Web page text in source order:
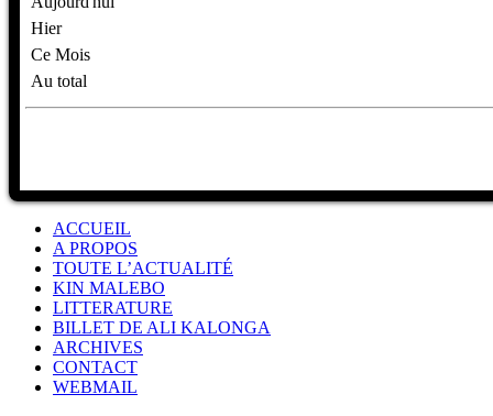
Hier
Ce Mois
Au total
ACCUEIL
A PROPOS
TOUTE L’ACTUALITÉ
KIN MALEBO
LITTERATURE
BILLET DE ALI KALONGA
ARCHIVES
CONTACT
WEBMAIL